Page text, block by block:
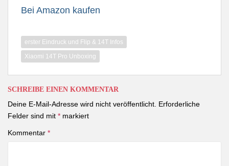
Bei Amazon kaufen
erster Eindruck und Flip & 14T Infos
Xiaomi 14T Pro Unboxing
SCHREIBE EINEN KOMMENTAR
Deine E-Mail-Adresse wird nicht veröffentlicht. Erforderliche
Felder sind mit * markiert
Kommentar *